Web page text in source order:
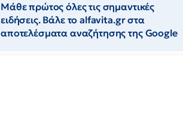
Μάθε πρώτος όλες τις σημαντικές
ειδήσεις. Βάλε το alfavita.gr στα
αποτελέσματα αναζήτησης της Google